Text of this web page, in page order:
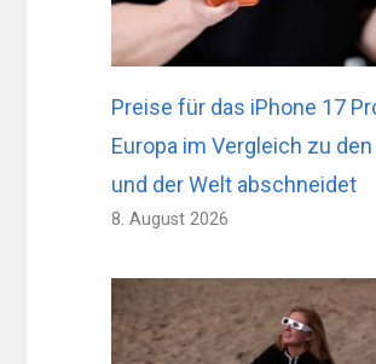
Preise für das iPhone 17
Europa im Vergleich zu den
und der Welt abschneidet
8. August 2026